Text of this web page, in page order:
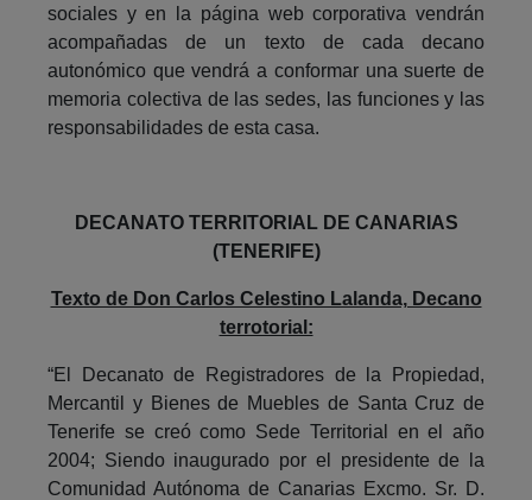
sociales y en la página web corporativa vendrán
acompañadas de un texto de cada decano
autonómico que vendrá a conformar una suerte de
memoria colectiva de las sedes, las funciones y las
responsabilidades de esta casa.
DECANATO TERRITORIAL DE CANARIAS
(TENERIFE)
Texto de Don Carlos Celestino Lalanda, Decano
terrotorial:
“El Decanato de Registradores de la Propiedad,
Mercantil y Bienes de Muebles de Santa Cruz de
Tenerife se creó como Sede Territorial en el año
2004; Siendo inaugurado por el presidente de la
Comunidad Autónoma de Canarias Excmo. Sr. D.